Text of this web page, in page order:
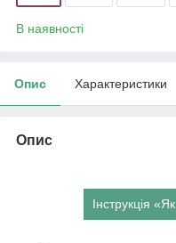
В наявності
Опис Характеристики
Опис
Інструкція